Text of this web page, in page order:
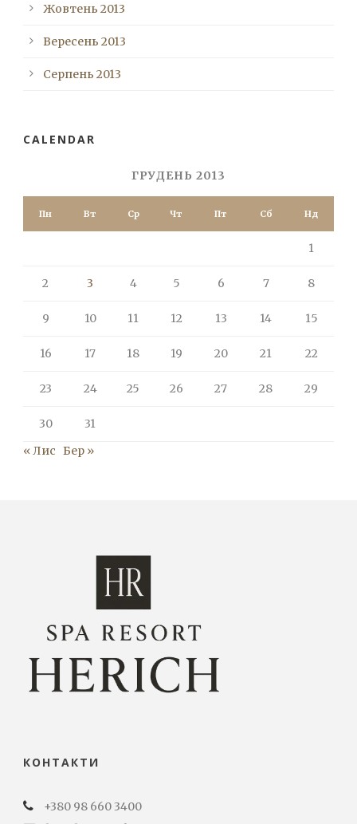
Жовтень 2013
Вересень 2013
Серпень 2013
CALENDAR
ГРУДЕНЬ 2013
Пн Вт Ср Чт Пт Сб Нд
1
2 3 4 5 6 7 8
9 10 11 12 13 14 15
16 17 18 19 20 21 22
23 24 25 26 27 28 29
30
31
« Лис Бер »
КОНТАКТИ
+380 98 660 3400